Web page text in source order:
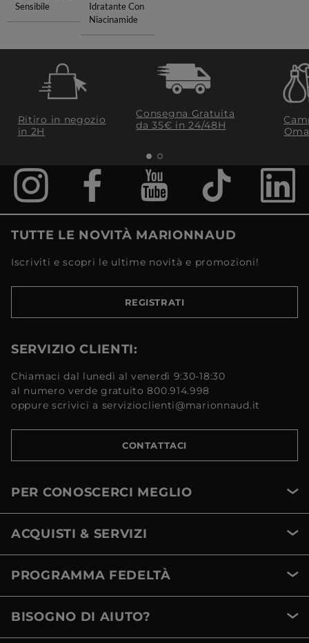
Sensibile
Idratante Con
Niacinamide
Ritiro in negozio
in 2H
Consegna Gratuita
da 35€​ in 24/48H
TUTTE LE NOVITÀ MARIONNAUD
Iscriviti e scopri le ultime novità e promozioni!
REGISTRATI
SERVIZIO CLIENTI:
Chiamaci dal lunedì al venerdì 9:30-18:30
al numero verde gratuito 800.914.998
oppure scrivici a servizioclienti@marionnaud.it
CONTATTACI
PER CONOSCERCI MEGLIO
ACQUISTI & SERVIZI
PROGRAMMA FEDELTÀ
BISOGNO DI AIUTO?